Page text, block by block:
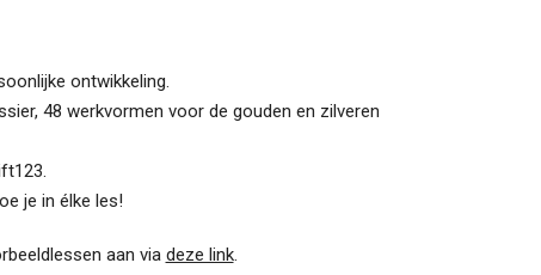
ontwikkeling.
48 werkvormen voor de gouden en zilveren
je in élke les!
aan via deze link.